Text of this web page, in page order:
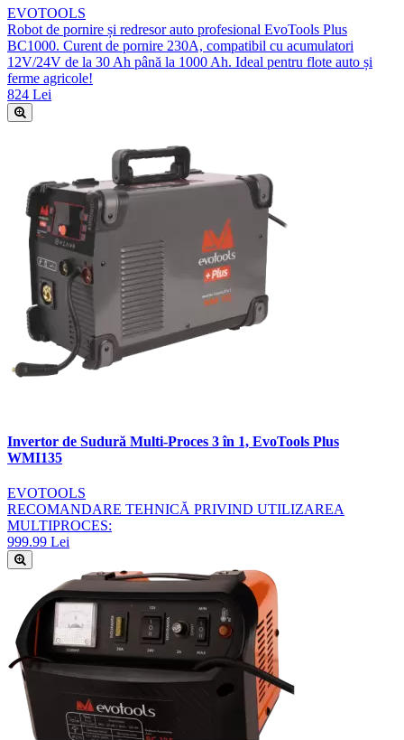
EVOTOOLS
Robot de pornire și redresor auto profesional EvoTools Plus
BC1000. Curent de pornire 230A, compatibil cu acumulatori
12V/24V de la 30 Ah până la 1000 Ah. Ideal pentru flote auto și
ferme agricole!
824 Lei
Invertor de Sudură Multi-Proces 3 în 1, EvoTools Plus
WMI135
EVOTOOLS
RECOMANDARE TEHNICĂ PRIVIND UTILIZAREA
MULTIPROCES:
999.99 Lei